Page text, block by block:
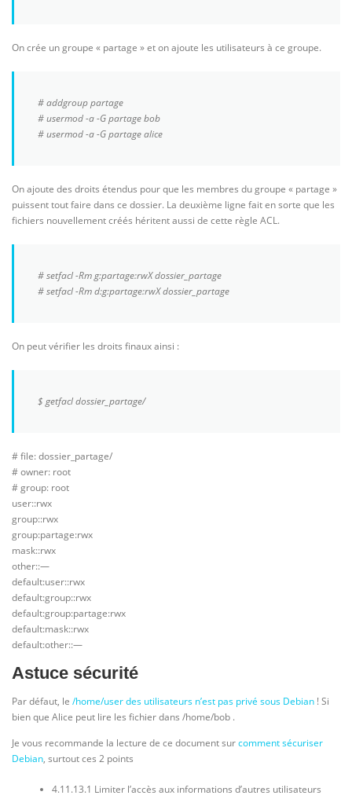
On crée un groupe « partage » et on ajoute les utilisateurs à ce groupe.
# addgroup partage
# usermod -a -G partage bob
# usermod -a -G partage alice
On ajoute des droits étendus pour que les membres du groupe « partage »
puissent tout faire dans ce dossier. La deuxième ligne fait en sorte que les
fichiers nouvellement créés héritent aussi de cette règle ACL.
# setfacl -Rm g:partage:rwX dossier_partage
# setfacl -Rm d:g:partage:rwX dossier_partage
On peut vérifier les droits finaux ainsi :
$ getfacl dossier_partage/
# file: dossier_partage/
# owner: root
# group: root
user::rwx
group::rwx
group:partage:rwx
mask::rwx
other::—
default:user::rwx
default:group::rwx
default:group:partage:rwx
default:mask::rwx
default:other::—
Astuce sécurité
Par défaut, le /home/user des utilisateurs n’est pas privé sous Debian ! Si
bien que Alice peut lire les fichier dans /home/bob .
Je vous recommande la lecture de ce document surcomment sécuriser
Debian, surtout ces 2 points
4.11.13.1 Limiter l’accès aux informations d’autres utilisateurs